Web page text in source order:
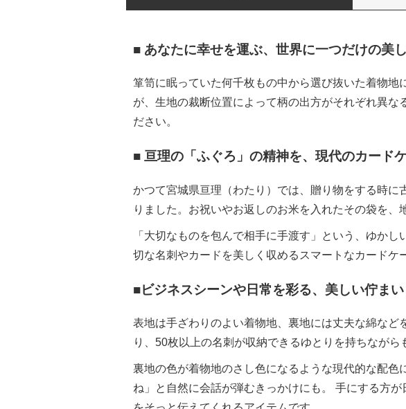
■ あなたに幸せを運ぶ、世界に一つだけの美
箪笥に眠っていた何千枚もの中から選び抜いた着物
が、生地の裁断位置によって柄の出方がそれぞれ異
ださい。
■ 亘理の「ふぐろ」の精神を、現代のカード
かつて宮城県亘理（わたり）では、贈り物をする時
りました。お祝いやお返しのお米を入れたその袋を、
「大切なものを包んで相手に手渡す」という、ゆか
切な名刺やカードを美しく収めるスマートなカードケ
■ビジネスシーンや日常を彩る、美しい佇まい
表地は手ざわりのよい着物地、裏地には丈夫な綿な
り、50枚以上の名刺が収納できるゆとりを持ちながら
裏地の色が着物地のさし色になるような現代的な配
ね」と自然に会話が弾むきっかけにも。 手にする方